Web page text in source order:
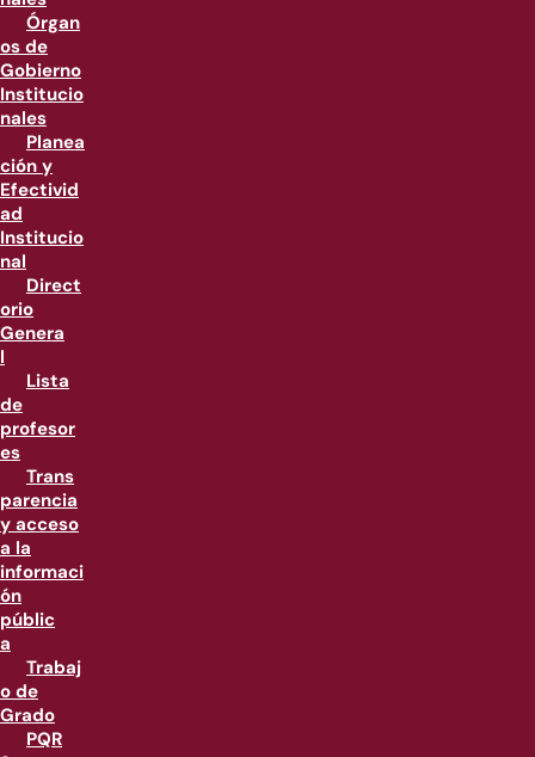
Órgan
os de
Gobierno
Institucio
nales
Planea
ción y
Efectivid
ad
Institucio
nal
Direct
orio
Genera
l
Lista
de
profesor
es
Trans
parencia
y acceso
a la
informaci
ón
públic
a
Trabaj
o de
Grado
PQR